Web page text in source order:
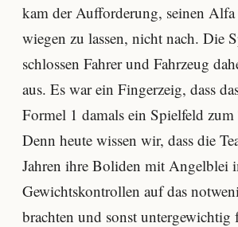
kam der Aufforderung, seinen
wiegen zu lassen, nicht nach. Die
schlossen Fahrer und Fahrzeug
aus. Es war ein Fingerzeig, dass
Formel 1 damals ein Spielfeld
Denn heute wissen wir, dass die
Jahren ihre Boliden mit Angelblei
Gewichtskontrollen auf das
brachten und sonst untergewichtig